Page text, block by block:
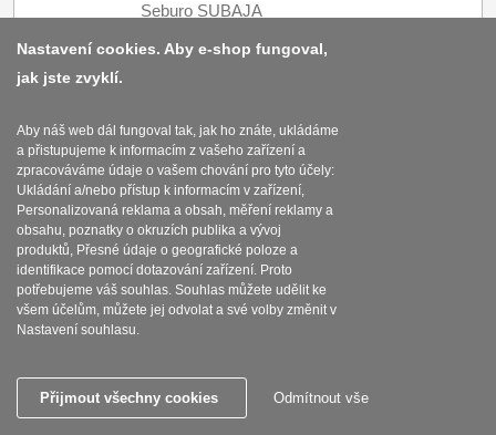
Seburo SUBAJA
Damascus 180mm +
180mm
SKLADEM
AKCE 1+1 Santoku nůž
Seburo SUBAJA
Damascus 175mm +
Sekáček Seburo
SKLADEM
Nastavení cookies. Aby e-shop fungoval,
jak jste zvyklí.
Aby náš web dál fungoval tak, jak ho znáte, ukládáme
a přistupujeme k informacím z vašeho zařízení a
zpracováváme údaje o vašem chování pro tyto účely:
Ukládání a/nebo přístup k informacím v zařízení,
Personalizovaná reklama a obsah, měření reklamy a
obsahu, poznatky o okruzích publika a vývoj
produktů, Přesné údaje o geografické poloze a
identifikace pomocí dotazování zařízení. Proto
potřebujeme váš souhlas. Souhlas můžete udělit ke
všem účelům, můžete jej odvolat a své volby změnit v
Nastavení souhlasu.
Přijmout všechny cookies Odmítnout vše